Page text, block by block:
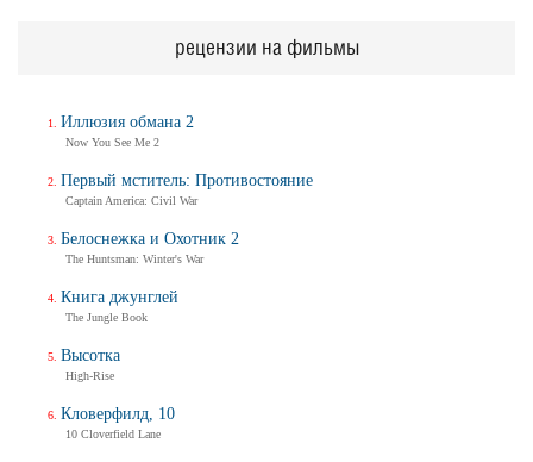
рецензии на фильмы
Иллюзия обмана 2
Now You See Me 2
Первый мститель: Противостояние
Captain America: Civil War
Белоснежка и Охотник 2
The Huntsman: Winter's War
Книга джунглей
The Jungle Book
Высотка
High-Rise
Кловерфилд, 10
10 Cloverfield Lane